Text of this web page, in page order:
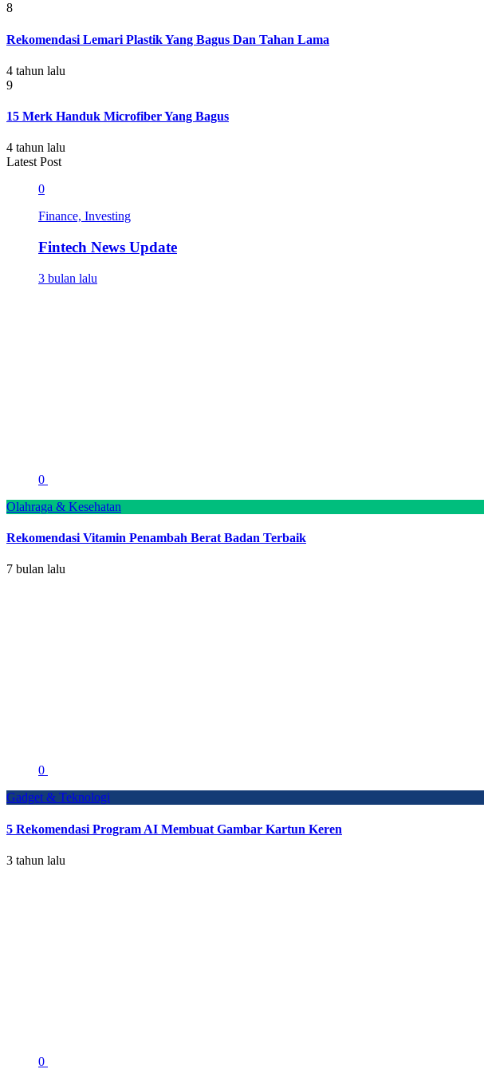
8
Rekomendasi Lemari Plastik Yang Bagus Dan Tahan Lama
4 tahun lalu
9
15 Merk Handuk Microfiber Yang Bagus
4 tahun lalu
Latest Post
0
Finance, Investing
Fintech News Update
3 bulan lalu
0
Olahraga & Kesehatan
Rekomendasi Vitamin Penambah Berat Badan Terbaik
7 bulan lalu
0
Gadget & Teknologi
5 Rekomendasi Program AI Membuat Gambar Kartun Keren
3 tahun lalu
0